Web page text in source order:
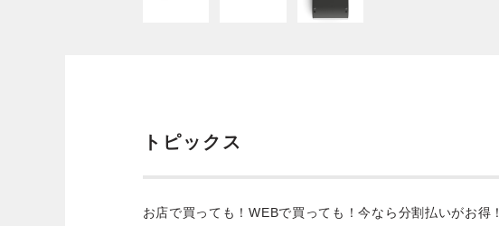
トピックス
お店で買っても！WEBで買っても！今なら分割払いがお得！